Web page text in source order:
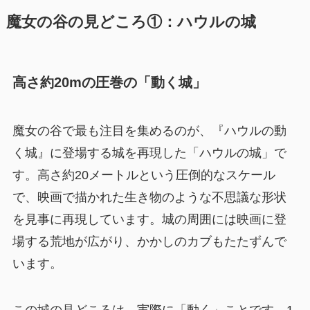
魔女の谷の見どころ①：ハウルの城
高さ約20mの圧巻の「動く城」
魔女の谷で最も注目を集めるのが、『ハウルの動
く城』に登場する城を再現した「ハウルの城」で
す。高さ約20メートルという圧倒的なスケール
で、映画で描かれた生き物のような不思議な形状
を見事に再現しています。城の周囲には映画に登
場する荒地が広がり、かかしのカブもたたずんで
います。